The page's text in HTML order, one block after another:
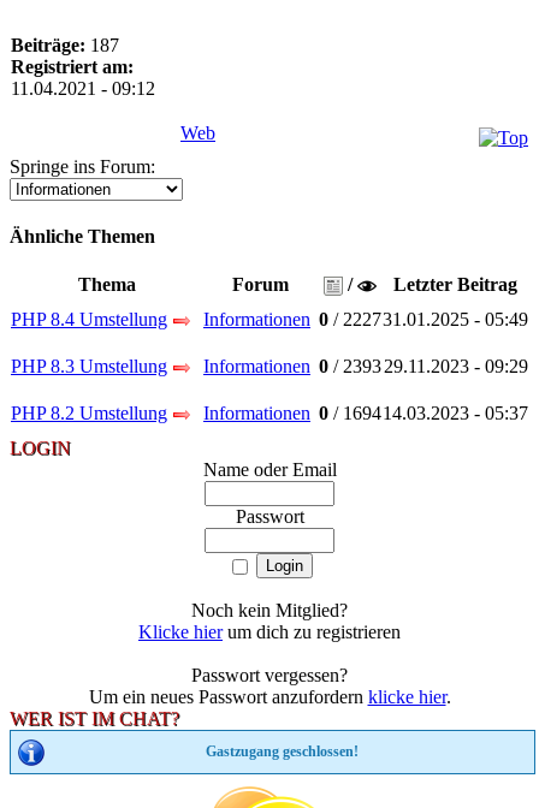
Beiträge: 187
Registriert am:
11.04.2021 - 09:12
Web
Springe ins Forum:
Ähnliche Themen
Thema Forum /
Letzter Beitrag
PHP 8.4 Umstellung
Informationen 0 / 222731.01.2025 - 05:49
PHP 8.3 Umstellung Informationen 0 / 239329.11.2023 - 09:29
PHP 8.2 Umstellung Informationen 0 / 169414.03.2023 - 05:37
LOGIN
Name oder Email
Passwort
Noch kein Mitglied?
Klicke hierum dich zu registrieren
Passwort vergessen?
Um ein neues Passwort anzufordern klicke hier.
WER IST IM CHAT?
Gastzugang geschlossen!